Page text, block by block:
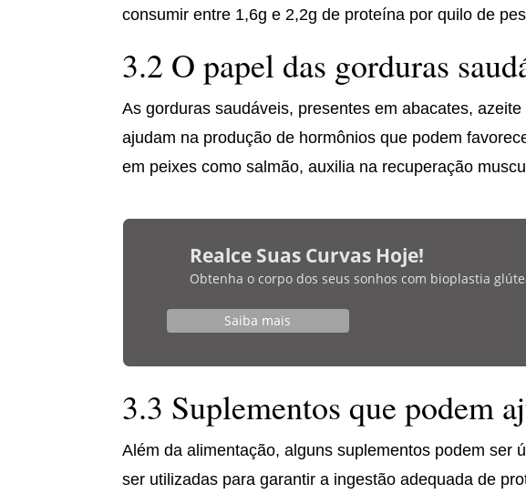
consumir entre 1,6g e 2,2g de proteína por quilo de
3.2 O papel das gorduras
As gorduras saudáveis, presentes em abacates,
ajudam na produção de hormônios que podem
em peixes como salmão, auxilia na recuperação
Realce Suas Curvas Hoje!
Obtenha o corpo dos seus sonhos com bioplastia
Saiba mais
3.3 Suplementos que podem
Além da alimentação, alguns suplementos podem ser
ser utilizadas para garantir a ingestão adequada de